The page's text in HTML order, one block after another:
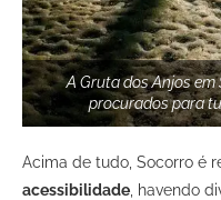
A Gruta dos Anjos
procurados para
Acima de tudo, Socorro é
acessibilidade , havendo